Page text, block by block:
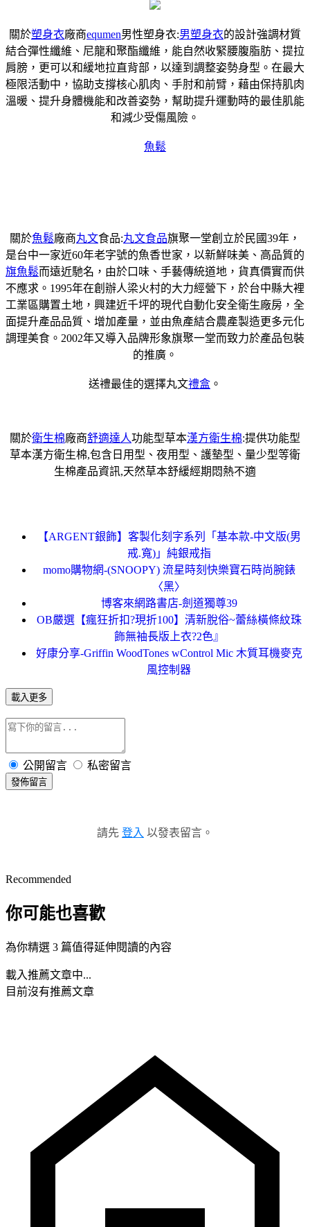
關於塑身衣廠商equmen男性塑身衣:男塑身衣的設計強調材質
結合彈性纖維、尼龍和聚酯纖維，能自然收緊腰腹脂肪、提拉
肩膀，更可以和緩地拉直背部，以達到調整姿勢身型。在最大
極限活動中，協助支撐核心肌肉、手肘和前臂，藉由保持肌肉
溫暖、提升身體機能和改善姿勢，幫助提升運動時的最佳肌能
和減少受傷風險。
魚鬆
關於魚鬆廠商丸文食品:丸文食品旗聚一堂創立於民國39年，
是台中一家近60年老字號的魚香世家，以新鮮味美、高品質的
旗魚鬆而遠近馳名，由於口味、手藝傳統道地，貨真價實而供
不應求。1995年在創辦人梁火村的大力經營下，於台中縣大裡
工業區購置土地，興建近千坪的現代自動化安全衛生廠房，全
面提升產品品質、增加產量，並由魚產結合農產製造更多元化
調理美食。2002年又導入品牌形象旗聚一堂而致力於產品包裝
的推廣。
送禮最佳的選擇丸文禮盒 。
關於衛生棉廠商舒適達人功能型草本漢方衛生棉:提供功能型
草本漢方衛生棉,包含日用型、夜用型、護墊型、量少型等衛
生棉產品資訊,天然草本舒緩經期悶熱不適
【ARGENT銀飾】客製化刻字系列「基本款-中文版(男
戒.寬)」純銀戒指
momo購物網-(SNOOPY) 流星時刻快樂寶石時尚腕錶
〈黑〉
博客來網路書店-劍道獨尊39
OB嚴選【瘋狂折扣?現折100】清新脫俗~蕾絲橫條紋珠
飾無袖長版上衣?2色』
好康分享-Griffin WoodTones wControl Mic 木質耳機麥克
風控制器
載入更多
公開留言 私密留言
發佈留言
請先 登入 以發表留言。
Recommended
你可能也喜歡
為你精選 3 篇值得延伸閱讀的內容
載入推薦文章中...
目前沒有推薦文章